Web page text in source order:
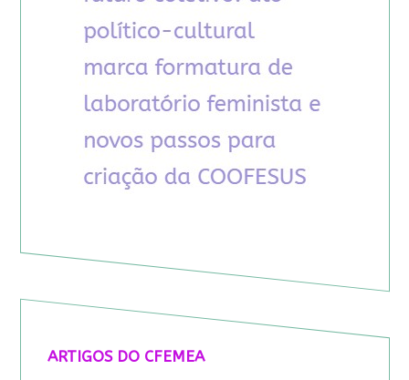
ARTIGOS DO CFEMEA